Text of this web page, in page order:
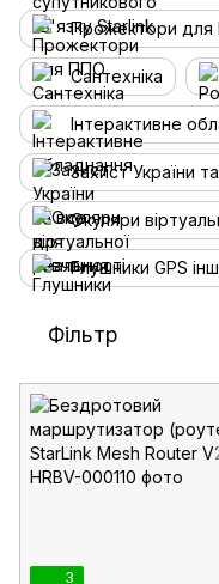
Прожектори
Сантехніка
Інтерактивне
Захист України
Окуляри
Глушники GPS
Фільтр
3